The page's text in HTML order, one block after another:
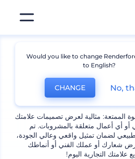
لفنجان القهوة
الممتعة: مثالية لعرض تصميمات علامتك
أو أي أعمال متعلقة بالمشروبات. تم
لضمان تمثيل واقعي وعالي الجودة،
شعارك أو عملك الفني أو أنماطك
التجارية اليوم!
Would you like to change
to English?
CHANGE No,